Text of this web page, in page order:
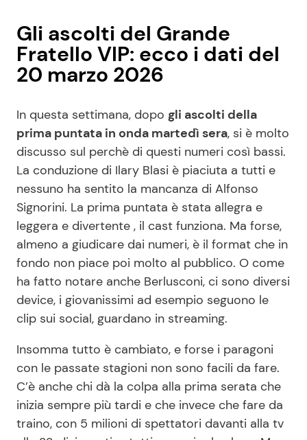
Gli ascolti del Grande
Fratello VIP: ecco i dati del
20 marzo 2026
In questa settimana, dopo gli ascolti della
prima puntata in onda martedì sera, si è molto
discusso sul perchè di questi numeri così bassi.
La conduzione di Ilary Blasi è piaciuta a tutti e
nessuno ha sentito la mancanza di Alfonso
Signorini. La prima puntata è stata allegra e
leggera e divertente , il cast funziona. Ma forse,
almeno a giudicare dai numeri, è il format che in
fondo non piace poi molto al pubblico. O come
ha fatto notare anche Berlusconi, ci sono diversi
device, i giovanissimi ad esempio seguono le
clip sui social, guardano in streaming.
Insomma tutto è cambiato, e forse i paragoni
con le passate stagioni non sono facili da fare.
C’è anche chi dà la colpa alla prima serata che
inizia sempre più tardi e che invece che fare da
traino, con 5 milioni di spettatori davanti alla tv